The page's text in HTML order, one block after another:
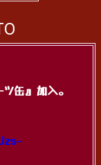
缶』加入。